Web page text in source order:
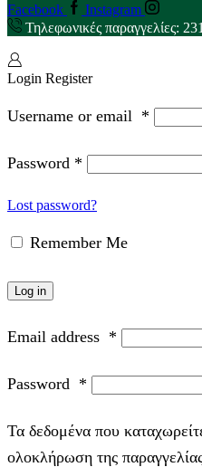
Facebook
Instagram
Τηλεφωνικές παραγγελίες:
Login Register
Username or email *
Password *
Lost password?
Remember Me
Log in
Email address *
Password *
Τα δεδομένα που
ολοκλήρωση της